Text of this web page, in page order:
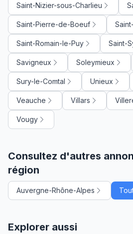
Saint-Nizier-sous-Charlieu
Saint-Pierre-de-Boeuf
Saint-Romain-le-Puy Saint-
Savigneux Soleymieux
Sury-le-Comtal Unieux
Veauche Villars
Vougy
Consultez d'autres
région
Auvergne-Rhône-Alpes
Explorer aussi